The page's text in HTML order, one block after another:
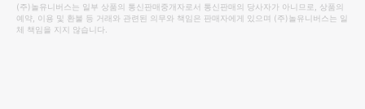
(주)놀유니버스는 일부 상품의 통신판매중개자로서 통신판매의 당사자가 아니므로, 상품의
예약, 이용 및 환불 등 거래와 관련된 의무와 책임은 판매자에게 있으며 (주)놀유니버스는 일
체 책임을 지지 않습니다.